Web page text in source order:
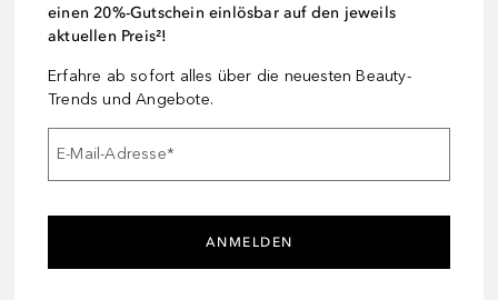
einen 20%-Gutschein einlösbar auf den jeweils
aktuellen Preis²!
Erfahre ab sofort alles über die neuesten Beauty-
Trends und Angebote.
E-Mail-Adresse*
ANMELDEN